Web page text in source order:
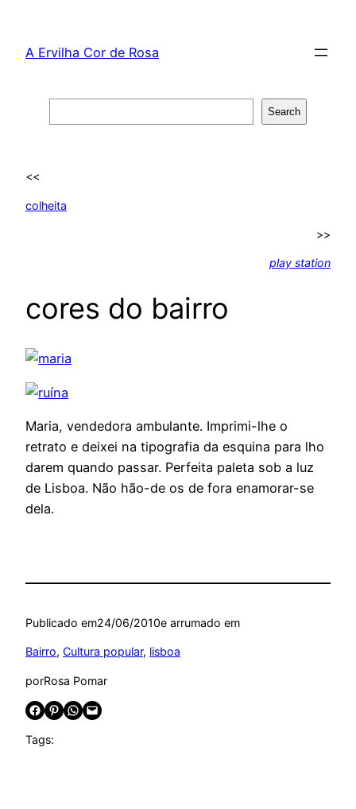
content
A Ervilha Cor de Rosa
Search
<<
colheita
>>
play station
cores do bairro
Maria, vendedora ambulante. Imprimi-lhe o
retrato e deixei na tipografia da esquina para lho
darem quando passar. Perfeita paleta sob a luz
de Lisboa. Não hão-de os de fora enamorar-se
dela.
Publicado em24/06/2010e arrumado em
Bairro, Cultura popular, lisboa
porRosa Pomar
Share on Facebook Share on Pinterest Share on WhatsApp Email this Page
Tags: